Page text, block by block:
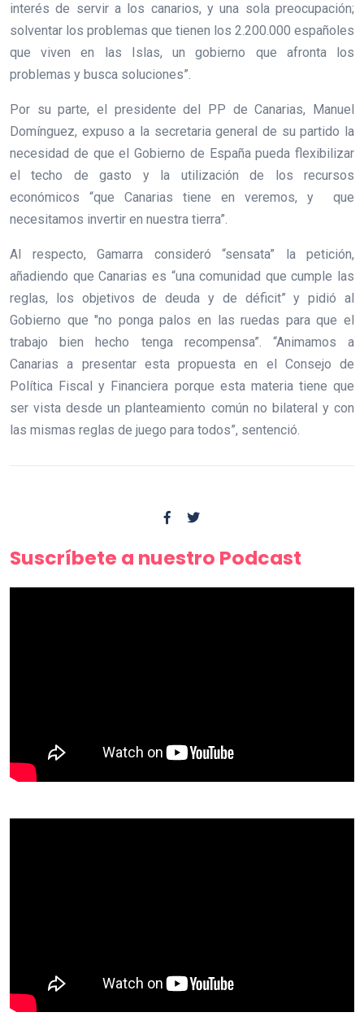
interés de servir a los canarios, y una sola preocupación;
solventar los problemas que tienen los 2.200.000 españoles
que viven en las Islas, un gobierno que afronta los
problemas y busca soluciones”.
Por su parte, el presidente del PP de Canarias, Manuel
Domínguez, expuso a la secretaria general de su partido la
necesidad de que el Gobierno de España pueda flexibilizar
el techo de gasto y la utilización de los recursos
económicos “que Canarias tiene en veremos, y que
necesitamos invertir en nuestra tierra”.
Al respecto, Gamarra consideró “sensata” la petición,
añadiendo que Canarias es “una comunidad que cumple las
reglas, los objetivos de deuda y de déficit” y pidió al
Gobierno que "no ponga palos en las ruedas para que el
trabajo bien hecho tenga recompensa”. “Animamos a
Canarias a presentar esta propuesta en el Consejo de
Política Fiscal y Financiera porque esta materia tiene que
ser vista desde un planteamiento común no bilateral y con
las mismas reglas de juego para todos”, sentenció.
Suscríbete a nuestro Podcast